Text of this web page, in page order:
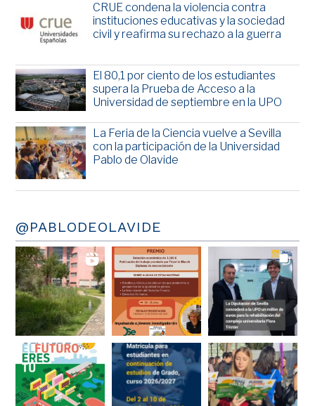
CRUE condena la violencia contra
instituciones educativas y la sociedad
civil y reafirma su rechazo a la guerra
El 80,1 por ciento de los estudiantes
supera la Prueba de Acceso a la
Universidad de septiembre en la UPO
La Feria de la Ciencia vuelve a Sevilla
con la participación de la Universidad
Pablo de Olavide
@PABLODEOLAVIDE